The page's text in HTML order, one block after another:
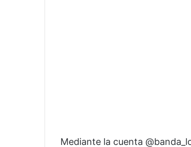
Mediante la cuenta